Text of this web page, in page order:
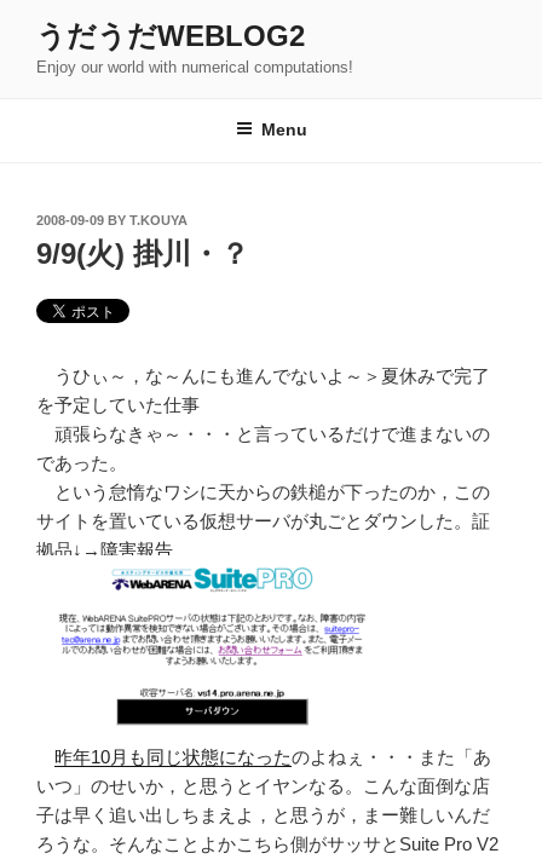
content
うだうだWEBLOG2
Enjoy our world with numerical computations!
Menu
POSTED
ON
2008-09-09 BY T.KOUYA
9/9(火) 掛川・？
うひぃ～，な～んにも進んでないよ～＞夏休みで完了
を予定していた仕事
頑張らなきゃ～・・・と言っているだけで進まないの
であった。
という怠惰なワシに天からの鉄槌が下ったのか，この
サイトを置いている仮想サーバが丸ごとダウンした。証
拠品↓→障害報告
昨年10月も同じ状態になったのよねぇ・・・また「あ
いつ」のせいか，と思うとイヤンなる。こんな面倒な店
子は早く追い出しちまえよ，と思うが，まー難しいんだ
ろうな。そんなことよかこちら側がサッサとSuite Pro V2